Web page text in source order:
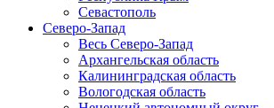
Севастополь
Северо-Запад
Весь Северо-Запад
Архангельская область
Калининградская область
Вологодская область